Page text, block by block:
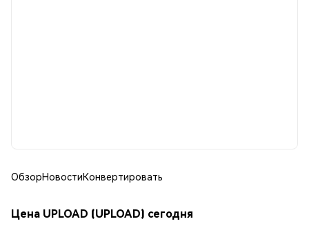
ОбзорНовостиКонвертировать
Цена UPLOAD (UPLOAD) сегодня